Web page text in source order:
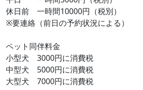
休日前 一時間10000円（税別）
※要連絡（前日の予約状況による）
ペット同伴料金
小型犬 3000円に消費税
中型犬 5000円に消費税
大型犬 7000円に消費税